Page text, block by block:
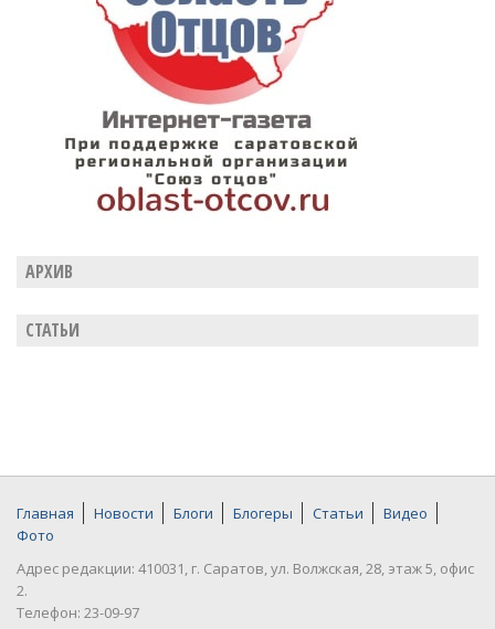
АРХИВ
СТАТЬИ
Главная Новости Блоги Блогеры Статьи
Видео
Фото
Адрес редакции: 410031, г. Саратов, ул. Волжская, 28, этаж 5, офис
2.
Телефон: 23-09-97